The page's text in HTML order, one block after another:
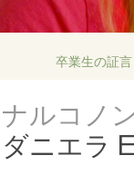
卒業生の証言
ナルコノ
ダニエラ